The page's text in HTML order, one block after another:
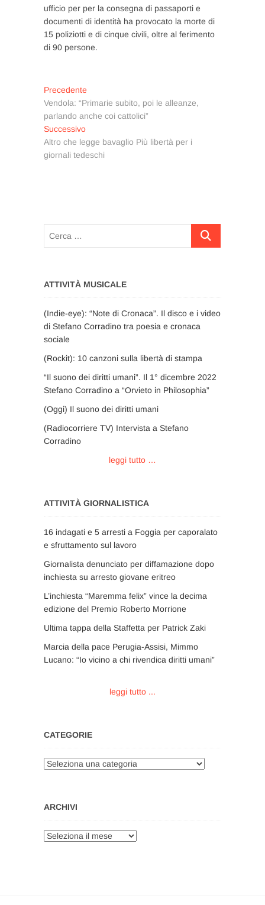
ufficio per per la consegna di passaporti e
documenti di identità ha provocato la morte di
15 poliziotti e di cinque civili, oltre al ferimento
di 90 persone.
Navigazione
articoli
Precedente
precedente:
Vendola: “Primarie subito, poi le alleanze,
parlando anche coi cattolici”
SuccessivoArticolo
successivo:
Altro che legge bavaglio Più libertà per i
giornali tedeschi
Cerca
ATTIVITÀ MUSICALE
(Indie-eye): “Note di Cronaca”. Il disco e i video
di Stefano Corradino tra poesia e cronaca
sociale
(Rockit): 10 canzoni sulla libertà di stampa
“Il suono dei diritti umani”. Il 1° dicembre 2022
Stefano Corradino a “Orvieto in Philosophia”
(Oggi) Il suono dei diritti umani
(Radiocorriere TV) Intervista a Stefano
Corradino
leggi tutto …
ATTIVITÀ GIORNALISTICA
16 indagati e 5 arresti a Foggia per caporalato
e sfruttamento sul lavoro
Giornalista denunciato per diffamazione dopo
inchiesta su arresto giovane eritreo
L’inchiesta “Maremma felix” vince la decima
edizione del Premio Roberto Morrione
Ultima tappa della Staffetta per Patrick Zaki
Marcia della pace Perugia-Assisi, Mimmo
Lucano: “Io vicino a chi rivendica diritti umani”
leggi tutto ...
CATEGORIE
Categorie
ARCHIVI
Archivi